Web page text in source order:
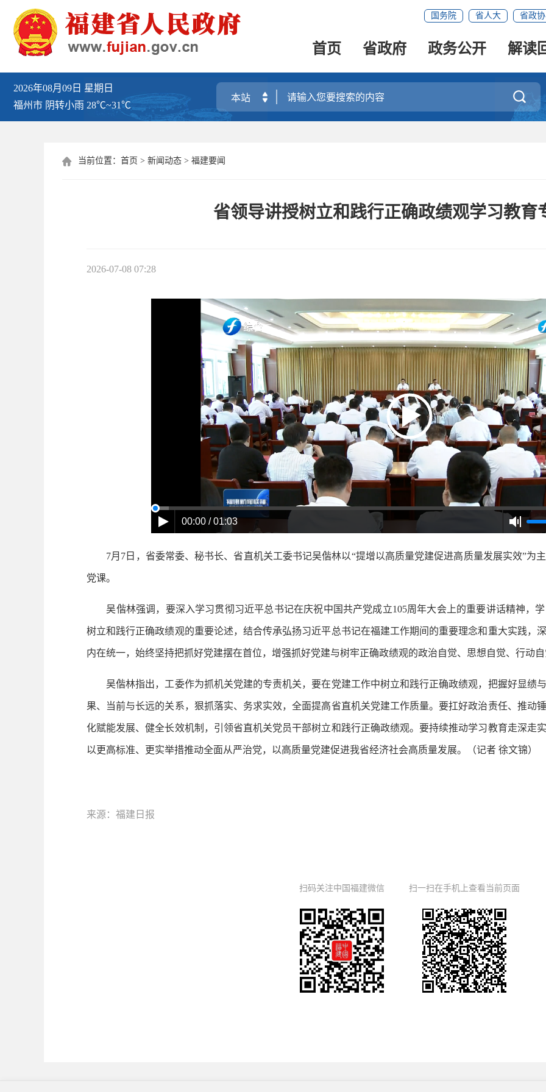
国务院 省人大 省政协
首页 省政府 政务公开 解读
2026年08月09日 星期日
福州市 阴转小雨 28℃~31℃

 当前位置： 首页 > 新闻动态 > 福建要闻
省领导讲授树立和践行正确政绩观学习教育
2026-07-08 07:28
00:00 / 01:03
7月7日，省委常委、秘书长、省直机关工委书记吴偕林以“提增以高质量党建促进高质量发展实效”为
党课。
吴偕林强调，要深入学习贯彻习近平总书记在庆祝中国共产党成立105周年大会上的重要讲话精神，
树立和践行正确政绩观的重要论述，结合传承弘扬习近平总书记在福建工作期间的重要理念和重大实践，
内在统一，始终坚持把抓好党建摆在首位，增强抓好党建与树牢正确政绩观的政治自觉、思想自觉、行动
吴偕林指出，工委作为抓机关党建的专责机关，要在党建工作中树立和践行正确政绩观，把握好显绩
果、当前与长远的关系，狠抓落实、务求实效，全面提高省直机关党建工作质量。要扛好政治责任、推动
化赋能发展、健全长效机制，引领省直机关党员干部树立和践行正确政绩观。要持续推动学习教育走深走
以更高标准、更实举措推动全面从严治党，以高质量党建促进我省经济社会高质量发展。 （记者 徐文锦）
来源：福建日报
扫码关注中国福建微信 扫一扫在手机上查看当前页面